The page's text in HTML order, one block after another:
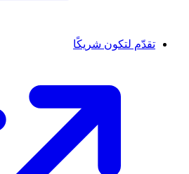
تقدّم لتكون شريكًا